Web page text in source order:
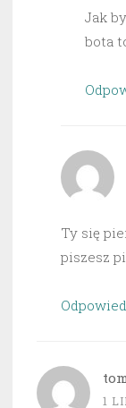
Jak
bota
Ty się
piszesz
1